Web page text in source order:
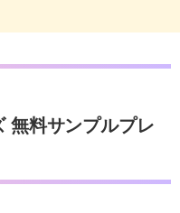
無料サンプルプレ